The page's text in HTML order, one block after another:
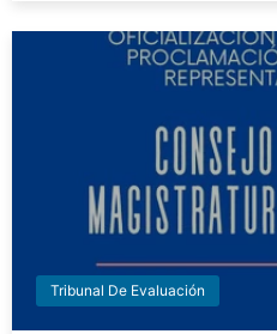
Tribunal De Evaluación